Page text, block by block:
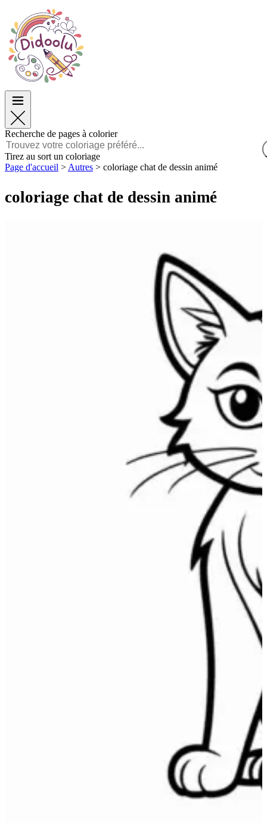
Pâques
TOP Catégories
Pour les Garçons
Pour les Filles
Français
POLSKI
FRANÇAIS
MALAGASY
Pâques
TOP Catégories
Pour les Garçons
Pour les Filles
Recherche de pages à colorier
Tirez au sort un coloriage
Page d'accueil > Autres > coloriage chat de dessin animé
coloriage chat de dessin animé